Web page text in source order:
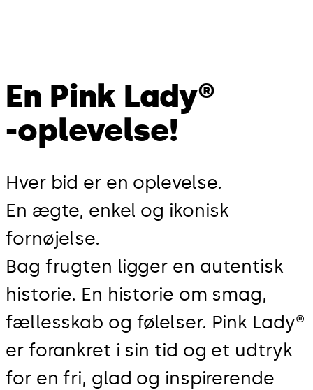
En Pink Lady®
-oplevelse!
Hver bid er en oplevelse.
En ægte, enkel og ikonisk
fornøjelse.
Bag frugten ligger en autentisk
historie. En historie om smag,
fællesskab og følelser. Pink Lady®
er forankret i sin tid og et udtryk
for en fri, glad og inspirerende